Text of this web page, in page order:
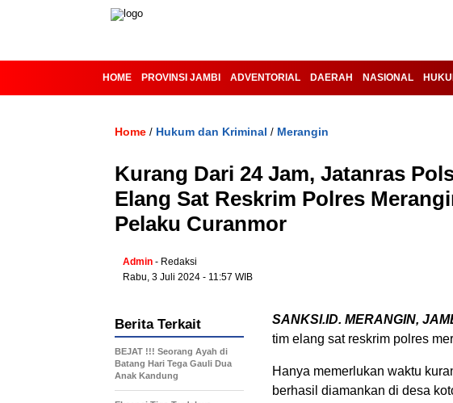
HOME PROVINSI JAMBI ADVENTORIAL DAERAH NASIONAL
Home / Hukum dan Kriminal / Merangin
Kurang Dari 24 Jam, Jatanras
Elang Sat Reskrim Polres
Pelaku Curanmor
Admin - Redaksi
Rabu, 3 Juli 2024 - 11:57 WIB
SANKSI.ID. MERANGIN,
tim elang sat reskrim polres
Hanya memerlukan waktu
berhasil diamankan di desa
Berita Terkait
BEJAT !!! Seorang Ayah di
Batang Hari Tega Gauli Dua
Anak Kandung